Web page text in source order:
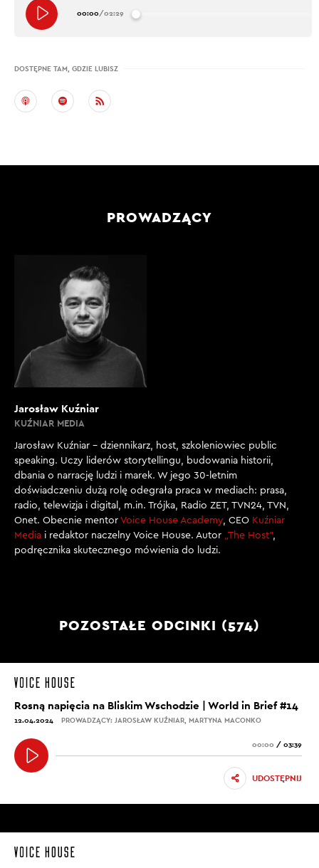
00:00/02:29
DOSTĘPNE TAM, GDZIE LUBISZ
PROWADZĄCY
Jarosław Kuźniar
KUŹNIAR MEDIA
Jarosław Kuźniar – dziennikarz, host, szkoleniowiec public
speaking. Uczy liderów storytellingu, budowania historii,
dbania o narrację ludzi i marek. W jego 30-letnim
doświadczeniu dużą rolę odegrała praca w mediach: prasa,
radio, telewizja i digital, m.in. Trójka, Radio ZET, TVN24, TVN,
Onet. Obecnie mentor Voice House Academy , CEO Kuźniar
Media i redaktor naczelny Voice House. Autor „The Host”,
podręcznika skutecznego mówienia do ludzi.
POZOSTAŁE ODCINKI (574)
Rosną napięcia na Bliskim Wschodzie | World in Brief #14
12.04.2024 PROWADZĄCY: JAROSŁAW KUŹNIAR, MARTYNA MACONKO
00:00 / 03:39
UDOSTĘPNIJ